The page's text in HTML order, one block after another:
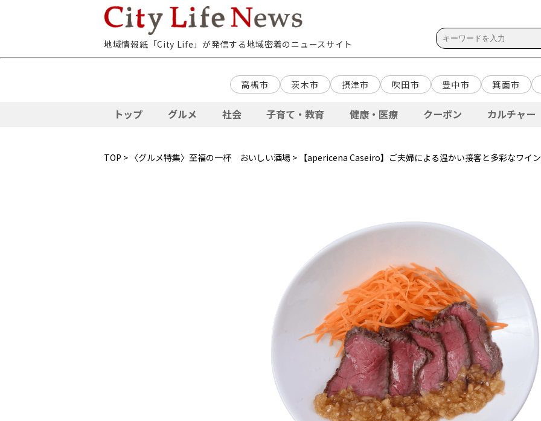
地域情報紙「City Life」が発信する地域密着のニュースサイト
高槻市 茨木市 摂津市 吹田市 豊中市 箕面市
トップ グルメ 社会 子育て・教育 健康・医療 クーポン カルチャー
TOP > 〈グルメ特集〉至福の一杯 おいしい酒場 > 【apericena Caseiro】ご夫婦による温かい接客と多彩なワイ